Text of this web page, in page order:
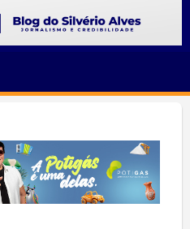
SILVERIO
ALVES